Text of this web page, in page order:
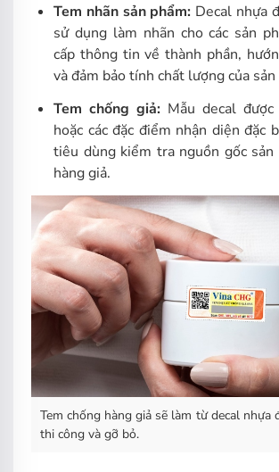
Tem nhãn sản phẩm: Decal nhựa
sử dụng làm nhãn cho các sản
cấp thông tin về thành phần,
và đảm bảo tính chất lượng của sản
Tem chống giả: Mẫu decal
hoặc các đặc điểm nhận diện đặc
tiêu dùng kiểm tra nguồn gốc sản
hàng giả.
Tem chống hàng giả sẽ làm từ decal nhựa
thi công và gỡ bỏ.